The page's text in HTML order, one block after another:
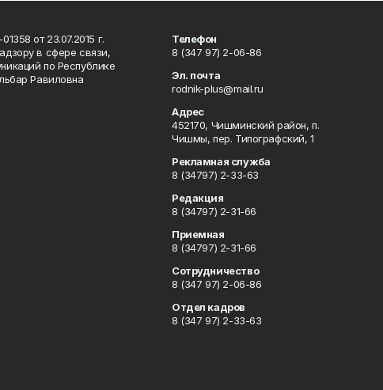
от 23.07.2015 г.
в сфере связи,
по Республике
Равиловна
Телефон
8 (347 97) 2-06-86
Эл. почта
rodnik-plus@mail.ru
Адрес
452170, Чишминский район, п.
Чишмы, пер. Типографский, 1
Рекламная служба
8 (34797) 2-33-63
Редакция
8 (34797) 2-31-66
Приемная
8 (34797) 2-31-66
Сотрудничество
8 (347 97) 2-06-86
Отдел кадров
8 (347 97) 2-33-63